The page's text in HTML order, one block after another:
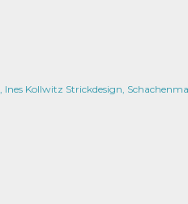
Ines Kollwitz Strickdesign